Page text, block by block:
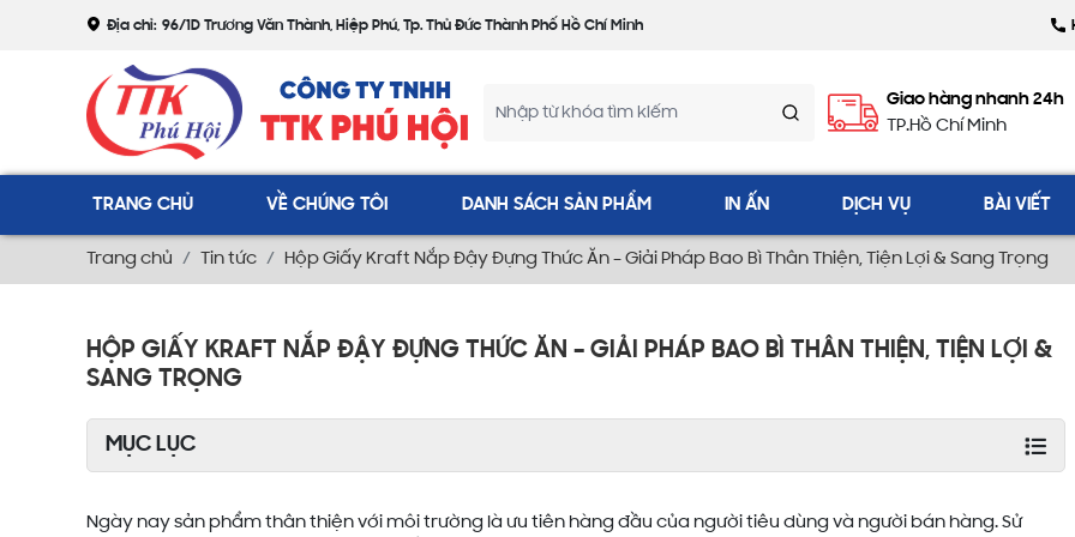
Địa chỉ: 96/1D Trương Văn Thành, Hiệp Phú, Tp. Thủ Đức Thành Phố Hồ Chí Minh
Giao hàng nhanh 24h
TP.Hồ Chí Minh
TRANG CHỦ VỀ CHÚNG TÔI DANH SÁCH SẢN PHẨM IN ẤN DỊCH VỤ BÀI VIẾT
Trang chủ Tin tức Hộp Giấy Kraft Nắp Đậy Đựng Thức Ăn – Giải Pháp Bao Bì Thân Thiện, Tiện Lợi & Sang Trọng
HỘP GIẤY KRAFT NẮP ĐẬY ĐỰNG THỨC ĂN – GIẢI PHÁP BAO BÌ THÂN THIỆN, TIỆN LỢI &
SANG TRỌNG
MỤC LỤC
Ngày nay sản phẩm thân thiện với môi trường là ưu tiên hàng đầu của người tiêu dùng và người bán hàng. Sử